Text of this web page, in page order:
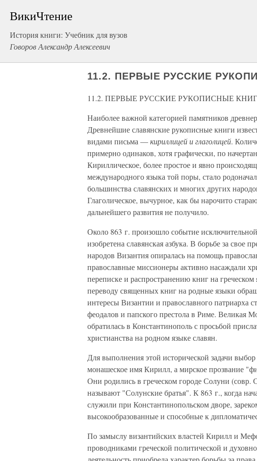
ВикиЧтение
История книги: Учебник для вузов
Говоров Александр Алексеевич
11.2. ПЕРВЫЕ РУССКИЕ
11.2. ПЕРВЫЕ РУССКИЕ РУКОПИСНЫЕ
Наиболее важной категорией памятников
Древнейшие славянские рукописные книги
видами письма —кириллицей и глаголицей.
примерно одинаков, хотя графически, по
Кириллическое, более простое и явно
международного языка той поры, стало
большинства славянских и многих других
Глаголическое, вычурное, как бы нарочито
дальнейшего развития не получило.
Около 863 г. произошло событие
изобретена славянская азбука. В борьбе за свое
народов Византия опиралась на помощь
православные миссионеры активно насаждали
переписке и распространению книг на
переводу священных книг на родные языки
интересы Византии и православного патриарха
феодалов и папского престола в Риме. Великая
обратилась в Константинополь с просьбой
христианства на родном языке славян.
Для выполнения этой исторической задачи
монашеское имя Кирилл, а мирское прозвание
Они родились в греческом городе Солуни (совр.
называют "Солунские братья". К 863 г., когда
служили при Константинопольском дворе,
высокообразованные и способные к
По замыслу византийских властей Кирилл и
проводниками греческой политической и